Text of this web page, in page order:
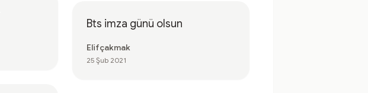
Bts imza günü olsun
Elifçakmak
25 Şub 2021